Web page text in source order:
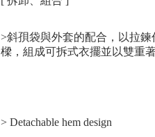
>斜孭袋與外套的配合，以拉
樑，組成可拆式衣擺並以雙重
> Detachable hem design